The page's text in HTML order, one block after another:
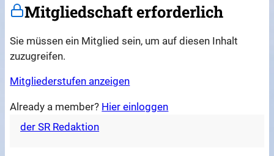
Mitgliedschaft erforderlich
Sie müssen ein Mitglied sein, um auf diesen Inhalt
zuzugreifen.
Mitgliederstufen anzeigen
Already a member? Hier einloggen
der SR Redaktion